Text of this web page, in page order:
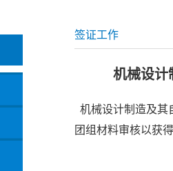
签证工作
机械设计
机械设计制造及其
团组材料审核以获